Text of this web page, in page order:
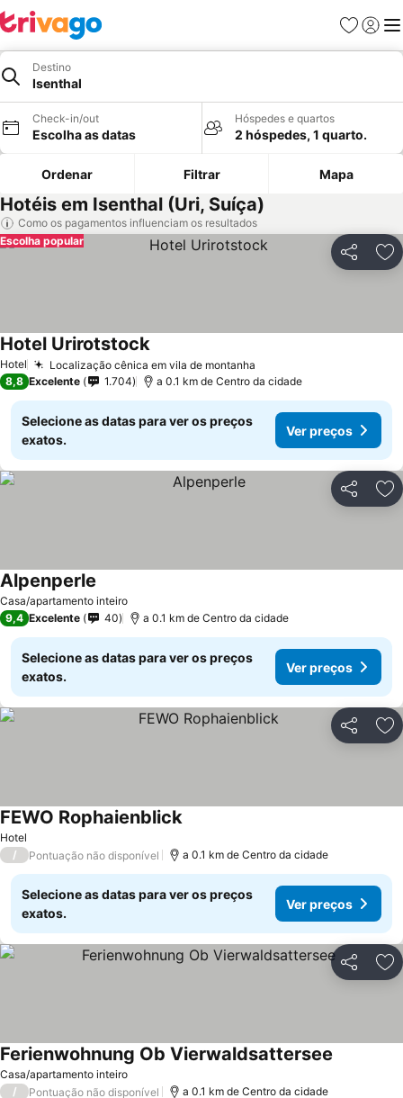
Favoritos
Iniciar
Destino
Isenthal
Check-in/out
Escolha as datas
Hóspedes e quartos
2 hóspedes, 1 quarto.
Ordenar Filtrar Mapa
Hotéis em Isenthal (Uri, Suíça)
Como os pagamentos influenciam os resultados
Partilhar
Escolha popular
Hotel Localização cênica em vila de montanha
Hotel Urirotstock
8,8 Excelente 1.704 a 0.1 km de Centro da cidade
Selecione as datas para ver os preços
exatos.
Ver preços
Partilhar
Casa/apartamento inteiro
Alpenperle
9,4 Excelente 40 a 0.1 km de Centro da cidade
Selecione as datas para ver os preços
exatos.
Ver preços
Partilhar
Hotel
FEWO Rophaienblick
/ Pontuação não disponível a 0.1 km de Centro da cidade
Selecione as datas para ver os preços
exatos.
Ver preços
Partilhar
Casa/apartamento inteiro
Ferienwohnung Ob Vierwaldsattersee
/ Pontuação não disponível a 0.1 km de Centro da cidade